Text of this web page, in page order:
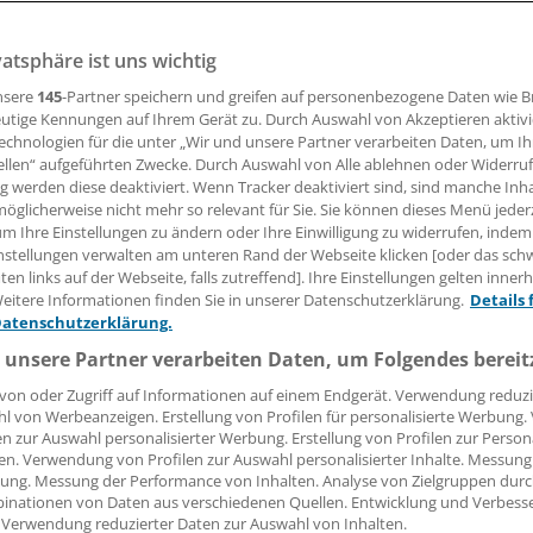
Eine Video HD-Live-Übertragung aus einem OP zeigt
Cisco gemeinsam mit Storz Endoskopie und der MIC
Allyn Stand (Halle 9) und der Bühne auf dem Cisco
15) wird zudem eine Telekonsultation demonstriert.
Praxis-EDV Telemedizin
ist uns wichtig
145-Partner speichern und greifen auf personenbezogene Daten wie
Kennungen auf Ihrem Gerät zu. Durch Auswahl von Akzeptieren
für die unter „Wir und unsere Partner verarbeiten Daten, um
aufgeführten Zwecke. Durch Auswahl von Alle ablehnen oder
werden diese deaktiviert. Wenn Tracker deaktiviert sind, sind manche
nicht mehr so relevant für Sie. Sie können dieses Menü
Ihre Einstellungen zu ändern oder Ihre Einwilligung zu widerrufen, indem
verwalten am unteren Rand der Webseite klicken [oder das
links auf der Webseite, falls zutreffend]. Ihre Einstellungen gelten
Informationen finden Sie in unserer Datenschutzerklärung. Details
Partner verarbeiten Daten, um Folgendes
oder Zugriff auf Informationen auf einem Endgerät. Verwendung
von Werbeanzeigen. Erstellung von Profilen für personalisierte
zur Auswahl personalisierter Werbung. Erstellung von Profilen zur
Verwendung von Profilen zur Auswahl personalisierter Inhalte.
Messung der Performance von Inhalten. Analyse von Zielgruppen
von Daten aus verschiedenen Quellen. Entwicklung und
reduzierter Daten zur Auswahl von Inhalten.